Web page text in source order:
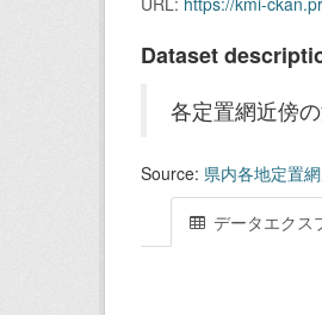
Dataset
各定置網近傍
Source: 県内各地定置
データエクス